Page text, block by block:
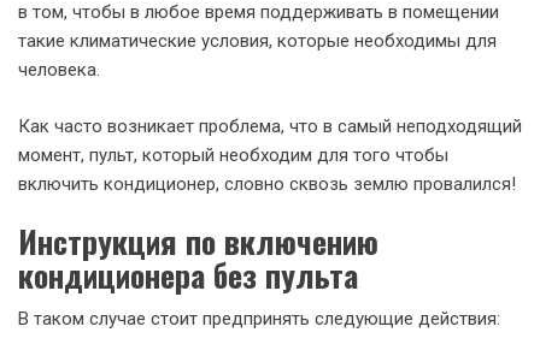
в том, чтобы в любое время поддерживать в помещении
такие климатические условия, которые необходимы для
человека.
Как часто возникает проблема, что в самый неподходящий
момент, пульт, который необходим для того чтобы
включить кондиционер, словно сквозь землю провалился!
Инструкция по включению
кондиционера без пульта
В таком случае стоит предпринять следующие действия: